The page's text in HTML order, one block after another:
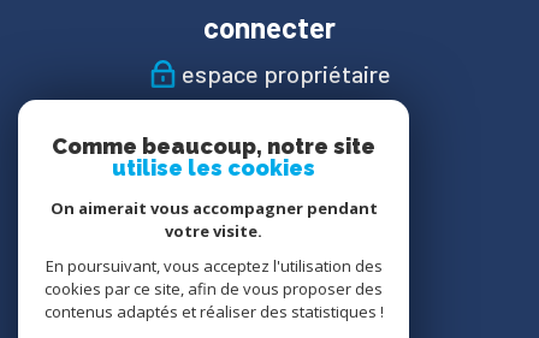
connecter
espace propriétaire
suivre
Nous
adhérons
Comme beaucoup, notre site
utilise les cookies
On aimerait vous accompagner pendant
votre visite.
En poursuivant, vous acceptez l'utilisation des
cookies par ce site, afin de vous proposer des
contenus adaptés et réaliser des statistiques !